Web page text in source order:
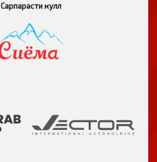
Сарпарасти кулл